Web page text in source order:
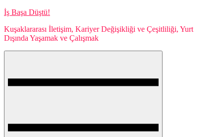
Skip
content
İş Başa Düştü!
Kuşaklararası İletişim, Kariyer Değişikliği ve Çeşitliliği, Yurt
Dışında Yaşamak ve Çalışmak